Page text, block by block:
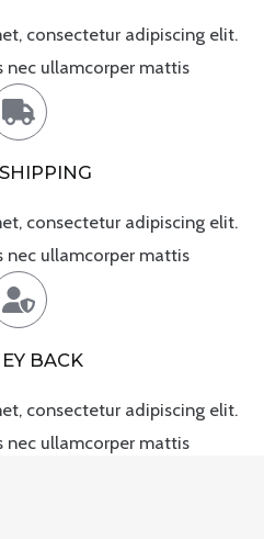
consectetur adipiscing elit.
ullamcorper mattis.
consectetur adipiscing elit.
ullamcorper mattis.
BACK
consectetur adipiscing elit.
ullamcorper mattis.